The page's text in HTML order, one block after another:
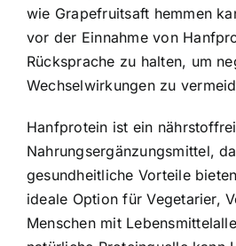
wie Grapefruitsaft hemmen
vor der Einnahme von
Rücksprache zu halten, um
Wechselwirkungen zu
Hanfprotein ist ein
Nahrungsergänzungsmittel,
gesundheitliche Vorteile
ideale Option für Vegetarier,
Menschen mit